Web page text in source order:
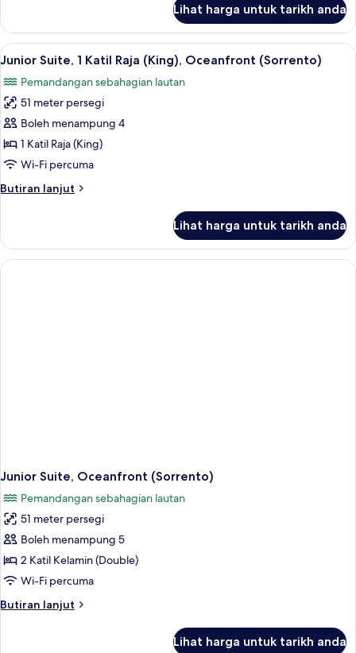
1
Bedroom,
Bay
(Tresor)
Lihat harga untuk tarikh anda
Lihat
semua
foto
untuk
Junior
Suite,
1
Raja
(Sorrento)
Peralatan tempat tidur premium, bar
2
Junior Suite, 1 Katil Raja (King), Oceanfront (Sorrento)
Pemandangan sebahagian lautan
51 meter persegi
Boleh menampung 4
1 Katil Raja (King)
Wi-Fi percuma
Butiran lanjut
Butiran
Suite,
Katil
Lihat harga untuk tarikh anda
Junior Suite, Oceanfront (Sorrento)
Pemandangan sebahagian lautan
51 meter persegi
Boleh menampung 5
2 Katil Kelamin (Double)
Wi-Fi percuma
Butiran lanjut
Butiran
Lihat harga untuk tarikh anda